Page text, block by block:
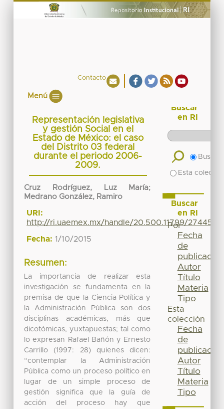
Contacto
Menú
Representación legislativa
y gestión Social en el
Estado de México: el caso
del Distrito 03 federal
durante el periodo 2006-
2009.
Cruz Rodríguez, Luz María;
Medrano González, Ramiro
URI:
http://ri.uaemex.mx/handle/20.500.11799/27445
Fecha: 1/10/2015
Resumen:
La importancia de realizar esta
investigación se fundamenta en la
premisa de que la Ciencia Política y
la Administración Pública son dos
disciplinas académicas, más que
dicotómicas, yuxtapuestas; tal como
lo expresan Rafael Bañón y Ernesto
Carrillo (1997: 28) quienes dicen:
“contemplar la Administración
Pública como un proceso político en
lugar de un simple proceso de
gestión significa que la guía de
acción del proceso hay que
Buscar
en RI
Buscar
Esta
Buscar
en RI
Por
Fecha
de
publicación
Autor
Título
Materia
Tipo
Esta
colección
Fecha
de
publicación
Autor
Título
Materia
Tipo